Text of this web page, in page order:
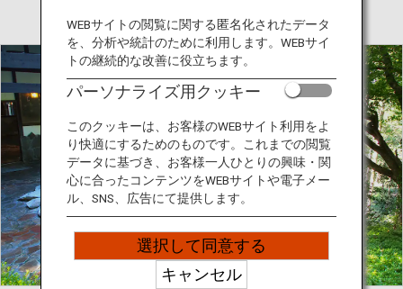
WEBサイトの閲覧に関する匿名化されたデータ
を、分析や統計のために利用します。WEBサイ
トの継続的な改善に役立ちます。
パーソナライズ用クッキー
このクッキーは、お客様のWEBサイト利用をよ
り快適にするためのものです。これまでの閲覧
データに基づき、お客様一人ひとりの興味・関
心に合ったコンテンツをWEBサイトや電子メー
ル、SNS、広告にて提供します。
選択して同意する
キャンセル